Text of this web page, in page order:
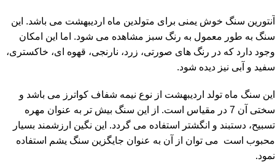
آنتورین سنگ خوش یمنی برای متولدین ماه اردیبهشت می باشد. این
سنگ به طور معمول به رنگ سبز مشاهده می شود. اما این امکان
وجود دارد که در رنگ های صورتی، زرد، نارنجی، قهوه ای، خاکستری،
سفید و آبی نیز دیده شود.
این سنگ ماه تولد اردیبهشت از نوع نیمه شفاف کواترز می باشد و
سختی آن 7 در مقیاس است. از این سنگ بیش تر به عنوان مهره
تسبیح، دستبند و انگشتر استفاده می گردد. این نگین ارزشمند بسیار
محبوب است می توان از آن به عنوان جایگزین سنگ یشم استفاده
نمود.